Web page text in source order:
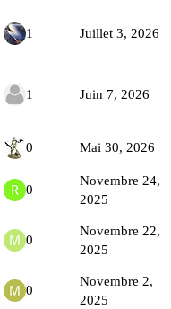
1 Juillet 3, 2026
1 Juin 7, 2026
0 Mai 30, 2026
0
Novembre 24,
2025
0
Novembre 22,
2025
0
Novembre 2,
2025